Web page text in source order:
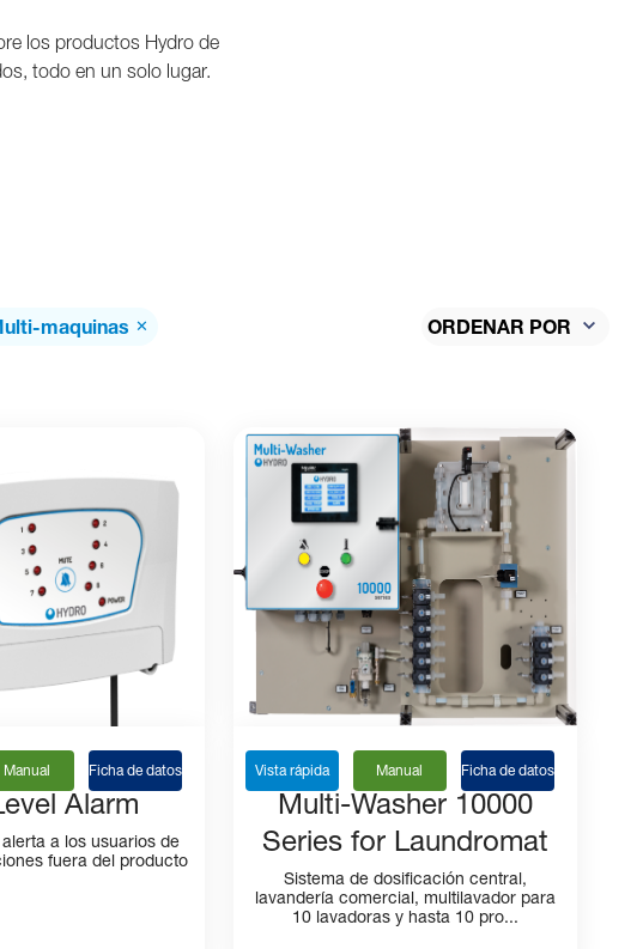
los productos Hydro de
todo en un solo lugar.
maquinas ✕
Manual Ficha de datos
Alarm
a los usuarios de
fuera del producto
Vista rápida Manual Ficha de datos
Multi-Washer 10000
Series for Laundromat
Sistema de dosificación central,
lavandería comercial, multilavador para
10 lavadoras y hasta 10 pro...